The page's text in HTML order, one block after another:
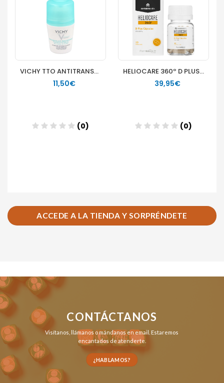
ACCEDE A LA TIENDA Y SORPRÉNDETE
CONTÁCTANOS
Visítanos, llámanosomándanos en email . Estaremos
encantados de atenderte.
¿HABLAMOS?